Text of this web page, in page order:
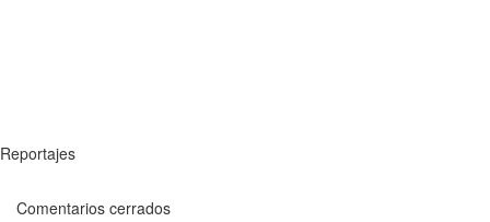
Reportajes
Comentarios cerrados